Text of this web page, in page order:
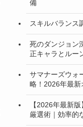
備
スキルバランス
死のダンジョン
正キャラとルー
サマナーズウォ
略！2026年最新
【2026年最新
厳選術｜効率的